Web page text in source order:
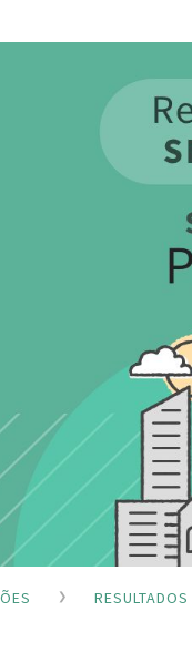
RESULTADOS